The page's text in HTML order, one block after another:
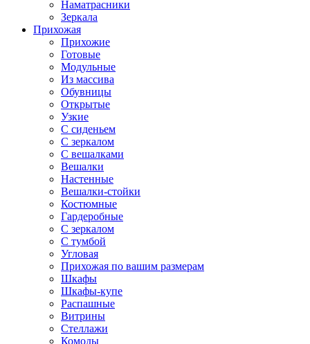
Наматрасники
Зеркала
Прихожая
Прихожие
Готовые
Модульные
Из массива
Обувницы
Открытые
Узкие
С сиденьем
С зеркалом
С вешалками
Вешалки
Настенные
Вешалки-стойки
Костюмные
Гардеробные
С зеркалом
С тумбой
Угловая
Прихожая по вашим размерам
Шкафы
Шкафы-купе
Распашные
Витрины
Стеллажи
Комоды